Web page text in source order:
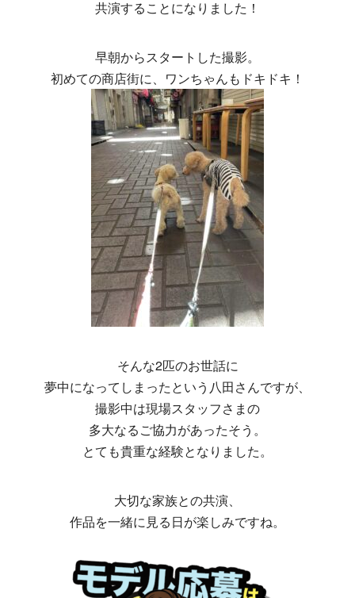
共演することになりました！
早朝からスタートした撮影。
初めての商店街に、ワンちゃんもドキドキ！
そんな2匹のお世話に
夢中になってしまったという八田さんですが、
撮影中は現場スタッフさまの
多大なるご協力があったそう。
とても貴重な経験となりました。
大切な家族との共演、
作品を一緒に見る日が楽しみですね。